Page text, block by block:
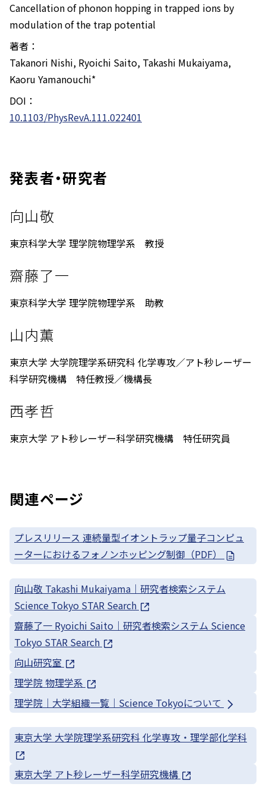
Cancellation of phonon hopping in trapped ions by
modulation of the trap potential
著者：
Takanori Nishi, Ryoichi Saito, Takashi Mukaiyama,
Kaoru Yamanouchi*
DOI：
10.1103/PhysRevA.111.022401
発表者・研究者
向山敬
東京科学大学 理学院物理学系 教授
齋藤了一
東京科学大学 理学院物理学系 助教
山内薫
東京大学 大学院理学系研究科 化学専攻／アト秒レーザー
科学研究機構 特任教授／機構長
西孝哲
東京大学 アト秒レーザー科学研究機構 特任研究員
関連ページ
プレスリリース 連続量型イオントラップ量子コンピュ
ーターにおけるフォノンホッピング制御（PDF）
向山敬 Takashi Mukaiyama｜研究者検索システム
Science Tokyo STAR Search
齋藤了一 Ryoichi Saito｜研究者検索システム Science
Tokyo STAR Search
向山研究室
理学院 物理学系
理学院｜大学組織一覧｜Science Tokyoについて
東京大学 大学院理学系研究科 化学専攻・理学部化学科
東京大学 アト秒レーザー科学研究機構